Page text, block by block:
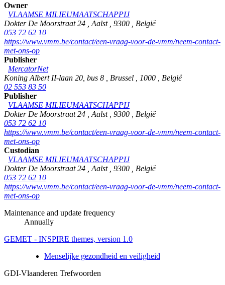
Owner
VLAAMSE MILIEUMAATSCHAPPIJ
Dokter De Moorstraat 24
Aalst 9300
België
053 72 62 10
https://www.vmm.be/contact/een-vraag-voor-de-vmm/neem-contact-
met-ons-op
Publisher
MercatorNet
Koning Albert II-laan 20, bus 8
Brussel 1000
België
02 553 83 50
Publisher
VLAAMSE MILIEUMAATSCHAPPIJ
Dokter De Moorstraat 24
Aalst 9300
België
053 72 62 10
https://www.vmm.be/contact/een-vraag-voor-de-vmm/neem-contact-
met-ons-op
Custodian
VLAAMSE MILIEUMAATSCHAPPIJ
Dokter De Moorstraat 24
Aalst 9300
België
053 72 62 10
https://www.vmm.be/contact/een-vraag-voor-de-vmm/neem-contact-
met-ons-op
Maintenance and update frequency
Annually
GEMET - INSPIRE themes, version 1.0
Menselijke gezondheid en veiligheid
GDI-Vlaanderen Trefwoorden